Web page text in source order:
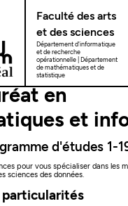
Faculté des arts
et des sciences
Département d'informatique
et de recherche
opérationnelle Département
de mathématiques et de
statistique
en
et
d'études 1-
pour vous spécialiser dans les
sciences des données.